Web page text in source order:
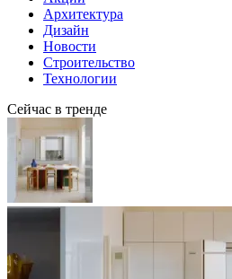
Архитектура
Дизайн
Новости
Строительство
Технологии
Сейчас в тренде